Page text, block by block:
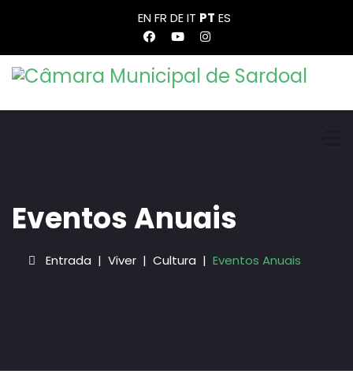
ENFR DEIT PT ES
Eventos Anuais
Entrada Viver Cultura Eventos Anuais